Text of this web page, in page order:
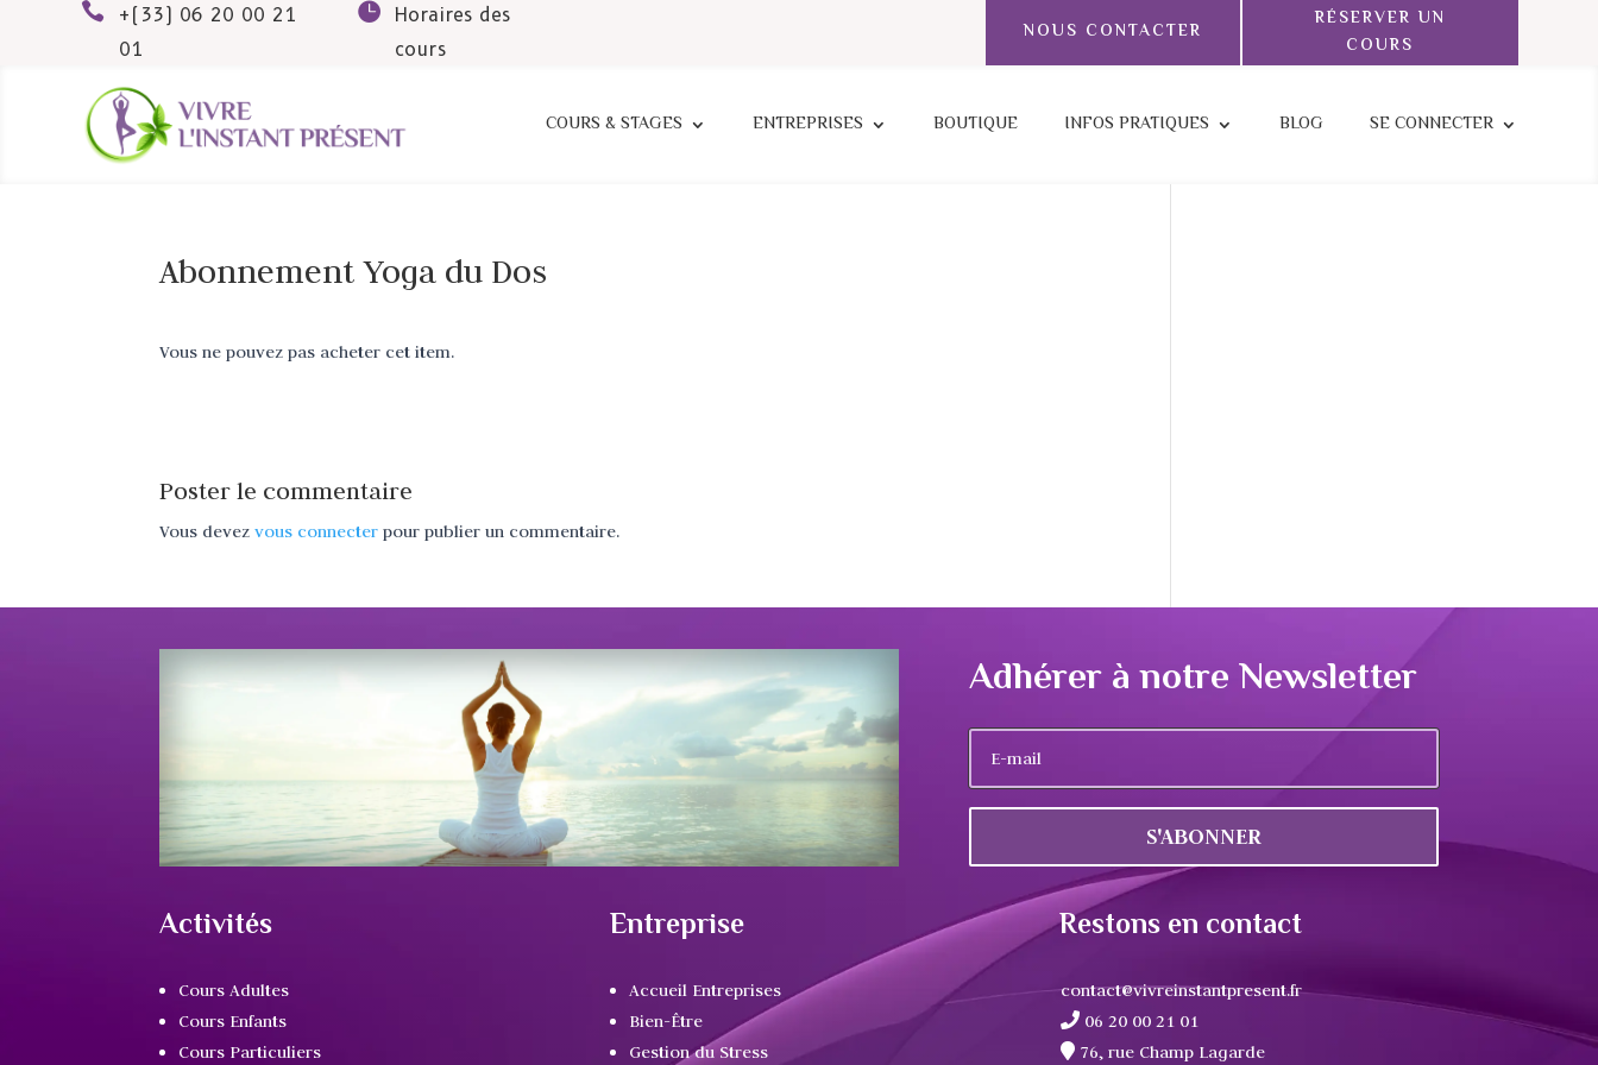

+(33) 06 20 00 21
01

Horaires des
cours
NOUS CONTACTER
RÉSERVER UN
COURS
COURS & STAGES ENTREPRISES BOUTIQUE INFOS PRATIQUES BLOG SE CONNECTER
Abonnement Yoga du Dos
Vous ne pouvez pas acheter cet item.
Poster le commentaire
Vous devezvous connecter pour publier un commentaire.
Adhérer à notre Newsletter
S'ABONNER
Activités
Cours Adultes
Cours Enfants
Cours Particuliers
Entreprise
Accueil Entreprises
Bien-Être
Gestion du Stress
Restons en contact
contact@vivreinstantpresent.fr
06 20 00 21 01
76, rue Champ Lagarde